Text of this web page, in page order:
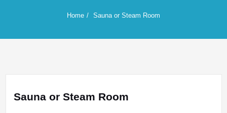
Home Sauna or Steam Room
Sauna or Steam Room